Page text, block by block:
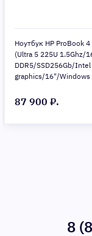
Ноутбук HP ProBook 4
(Ultra 5 225U 1.5Ghz/
DDR5/SSD256Gb/
graphics/16"/Windows
87 900 ₽.
8